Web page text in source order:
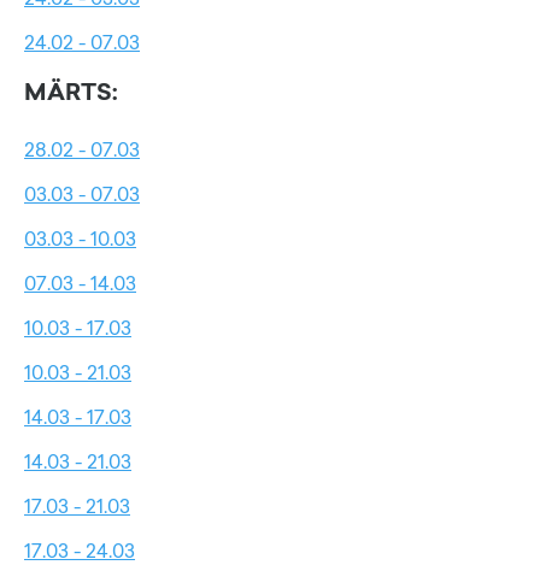
24.02 - 07.03
MÄRTS:
28.02 - 07.03
03.03 - 07.03
03.03 - 10.03
07.03 - 14.03
10.03 - 17.03
10.03 - 21.03
14.03 - 17.03
14.03 - 21.03
17.03 - 21.03
17.03 - 24.03